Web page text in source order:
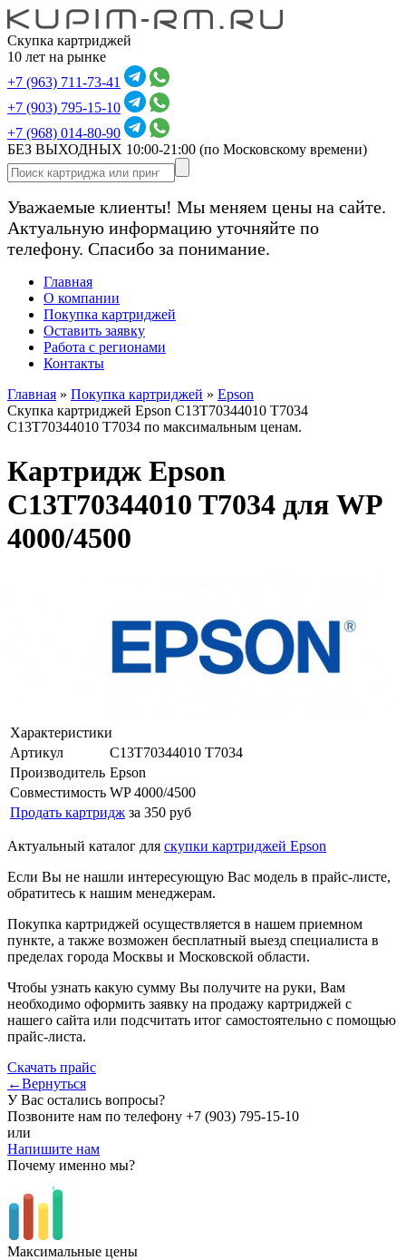
Скупка картриджей
10 лет на рынке
+7 (963) 711-73-41
+7 (903) 795-15-10
+7 (968) 014-80-90
БЕЗ ВЫХОДНЫХ 10:00-21:00 (по Московскому времени)
Уважаемые клиенты! Мы меняем цены на сайте.
Актуальную информацию уточняйте по
телефону. Спасибо за понимание.
Главная
О компании
Покупка картриджей
Оставить заявку
Работа с регионами
Контакты
Главная » Покупка картриджей » Epson
Скупка картриджей Epson C13T70344010 T7034
C13T70344010 T7034 по максимальным ценам.
Картридж Epson
C13T70344010 T7034 для WP
4000/4500
Характеристики
Артикул
C13T70344010 T7034
Производитель Epson
Совместимость WP 4000/4500
Продать картридж за 350 руб
Актуальный каталог для скупки картриджей Epson
Если Вы не нашли интересующую Вас модель в прайс-листе,
обратитесь к нашим менеджерам.
Покупка картриджей осуществляется в нашем приемном
пункте, а также возможен бесплатный выезд специалиста в
пределах города Москвы и Московской области.
Чтобы узнать какую сумму Вы получите на руки, Вам
необходимо оформить заявку на продажу картриджей с
нашего сайта или подсчитать итог самостоятельно с помощью
прайс-листа.
Скачать прайс
←Вернуться
У Вас остались вопросы?
Позвоните нам по телефону +7 (903) 795-15-10
или
Напишите нам
Почему именно мы?
Максимальные цены